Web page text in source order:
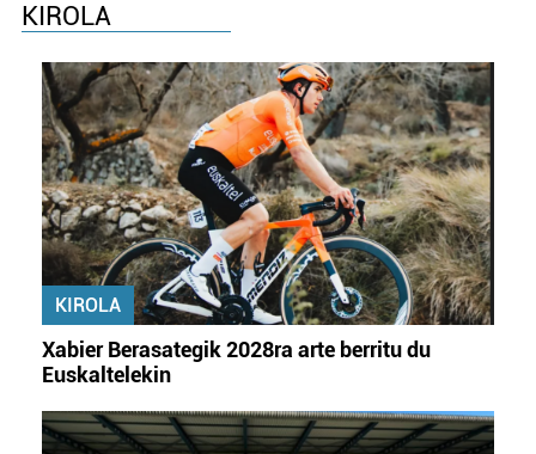
KIROLA
KIROLA
Xabier Berasategik 2028ra arte berritu du
Euskaltelekin